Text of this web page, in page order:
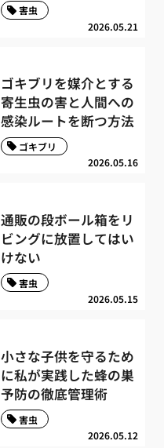
2026.05.21
害虫
ゴキブリを媒介とする
寄生虫の害と人間への
感染ルートを断つ方法
2026.05.16
ゴキブリ
通販の段ボール箱をリ
ビングに放置してはい
けない
2026.05.15
害虫
小さな子供を守るため
に私が実践した蜂の巣
予防の徹底管理術
2026.05.12
害虫